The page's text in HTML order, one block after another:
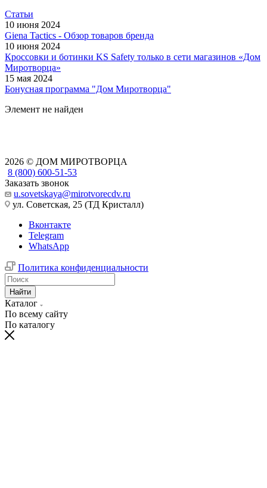
Статьи
10 июня 2024
Giena Tactics - Обзор товаров бренда
10 июня 2024
Кроссовки и ботинки KS Safety только в сети магазинов «Дом
Миротворца»
15 мая 2024
Бонусная программа "Дом Миротворца"
Элемент не найден
2026 © ДОМ МИРОТВОРЦА
8 (800) 600-51-53
Заказать звонок
u.sovetskaya@mirotvorecdv.ru
ул. Советская, 25 (ТД Кристалл)
Вконтакте
Telegram
WhatsApp
Политика конфиденциальности
Найти
Каталог
По всему сайту
По каталогу